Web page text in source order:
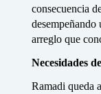
consecuencia
arreglo que
Necesidades
Ramadi queda